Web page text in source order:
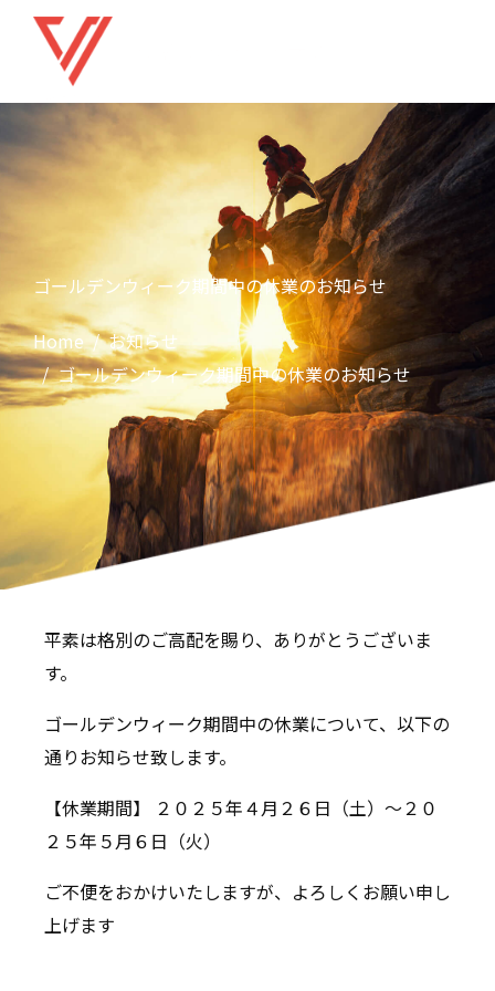
ゴールデンウィーク期間中の休業のお知らせ
Home
お知らせ
ゴールデンウィーク期間中の休業のお知らせ
平素は格別のご高配を賜り、ありがとうございま
す。
ゴールデンウィーク期間中の休業について、以下の
通りお知らせ致します。
【休業期間】 ２０２５年４月２６日（土）〜２０
２５年５月６日（火）
ご不便をおかけいたしますが、よろしくお願い申し
上げます